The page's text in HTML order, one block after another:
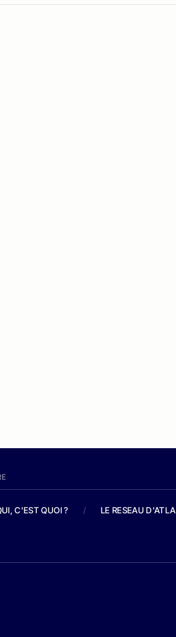
C'EST QUOI ? / LE RESEAU